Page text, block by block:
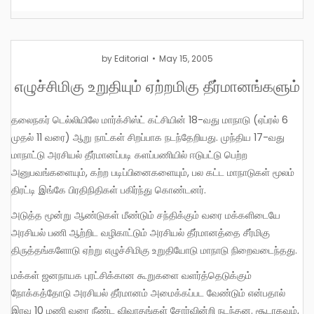
by Editorial May 15, 2005
எழுச்சிமிகு உறுதியும் ஏற்றமிகு தீர்மானங்களும்
தலைநகர் டெல்லியிலே மார்க்சிஸ்ட் கட்சியின் 18-வது மாநாடு (ஏப்ரல் 6
முதல் 11 வரை) ஆறு நாட்கள் சிறப்பாக நடந்தேறியது. முந்திய 17-வது
மாநாட்டு அரசியல் தீர்மானப்படி களப்பணியில் ஈடுபட்டு பெற்ற
அனுபவங்களையும், கற்ற படிப்பினைகளையும், பல கட்ட மாநாடுகள் மூலம்
திரட்டி இங்கே பிரதிநிதிகள் பகிர்ந்து கொண்டனர்.
அடுத்த மூன்று ஆண்டுகள் மீண்டும் சந்திக்கும் வரை மக்களிடையே
அரசியல் பணி ஆற்றிட வழிகாட்டும் அரசியல் தீர்மானத்தை சீர்மிகு
திருத்தங்களோடு ஏற்று எழுச்சிமிகு உறுதியோடு மாநாடு நிறைவடைந்தது.
மக்கள் ஜனநாயக புரட்சிக்கான கூறுகளை வளர்த்தெடுக்கும்
நோக்கத்தோடு அரசியல் தீர்மானம் அமைக்கப்பட வேண்டும் என்பதால்
இரவு 10 மணி வரை நீண்ட விவாதங்கள் சோர்வின்றி நடந்தன. சூடாகவும்,